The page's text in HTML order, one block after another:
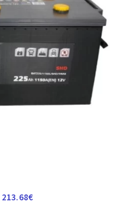
213.68€